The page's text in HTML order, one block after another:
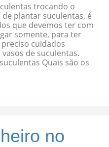
trocando o
plantar suculentas, é
que devemos ter com
somente, para ter
cuidados
de suculentas.
Quais são os
no